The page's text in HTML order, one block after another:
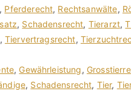
, Pferderecht, Rechtsanwälte,
, Schadensrecht, Tierarzt,
, Tiervertragsrecht,
, Gewährleistung,
, Schadensrecht, Tier,